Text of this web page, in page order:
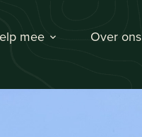
mee Over ons